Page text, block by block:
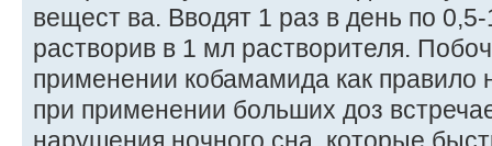
вещест ва. Вводят 1 раз в день по
растворив в 1 мл растворителя.
применении кобамамида как правило
при применении больших доз